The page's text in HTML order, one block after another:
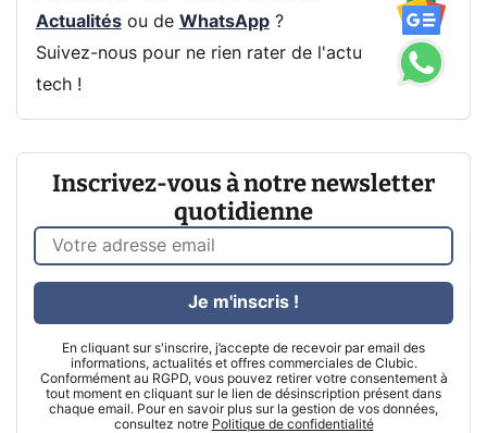
Actualitésou de WhatsApp?
Suivez-nous pour ne rien rater de l'actu
tech !
Inscrivez-vous à notre newsletter
quotidienne
En cliquant sur s'inscrire, j’accepte de recevoir par email des
informations, actualités et offres commerciales de Clubic.
Conformément au RGPD, vous pouvez retirer votre consentement à
tout moment en cliquant sur le lien de désinscription présent dans
chaque email. Pour en savoir plus sur la gestion de vos données,
consultez notre Politique de confidentialité
Je m'inscris !